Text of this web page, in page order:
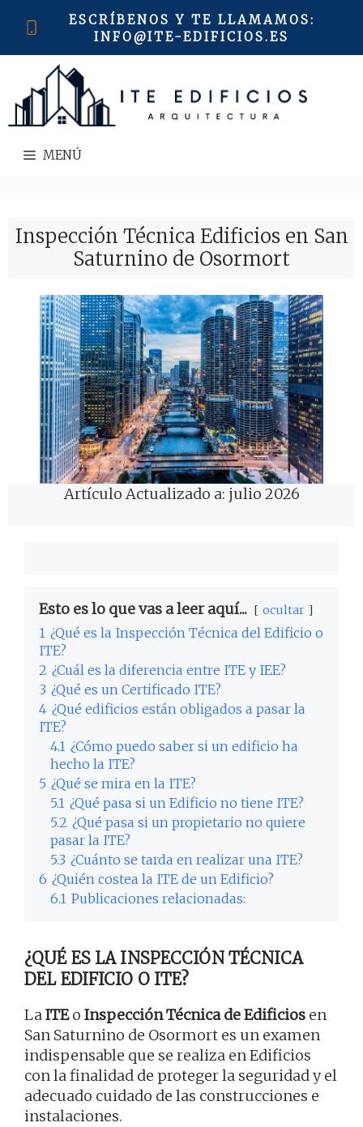
ESCRÍBENOS Y TE LLAMAMOS:
INFO@ITE-EDIFICIOS.ES
MENÚ
Inspección Técnica Edificios en San
Saturnino de Osormort
Artículo Actualizado a: julio 2026
Esto es lo que vas a leer aquí... ocultar
1 ¿Qué es la Inspección Técnica del Edificio o
ITE?
2 ¿Cuál es la diferencia entre ITE y IEE?
3 ¿Qué es un Certificado ITE?
4 ¿Qué edificios están obligados a pasar la
ITE?
4.1 ¿Cómo puedo saber si un edificio ha
hecho la ITE?
5 ¿Qué se mira en la ITE?
5.1 ¿Qué pasa si un Edificio no tiene ITE?
5.2 ¿Qué pasa si un propietario no quiere
pasar la ITE?
5.3 ¿Cuánto se tarda en realizar una ITE?
6 ¿Quién costea la ITE de un Edificio?
6.1 Publicaciones relacionadas:
¿QUÉ ES LA INSPECCIÓN TÉCNICA
DEL EDIFICIO O ITE?
LaITEo Inspección Técnica de Edificios en
San Saturnino de Osormort es un examen
indispensable que se realiza en Edificios
con la finalidad de proteger la seguridad y el
adecuado cuidado de las construcciones e
instalaciones.